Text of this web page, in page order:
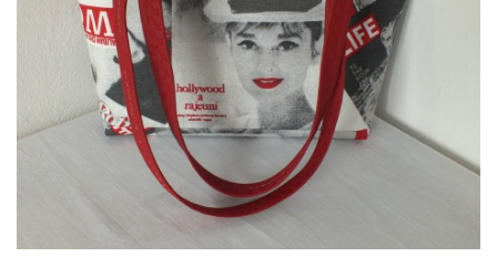
jk-laguna@seznam.cz
© 2025 eStránky.cz